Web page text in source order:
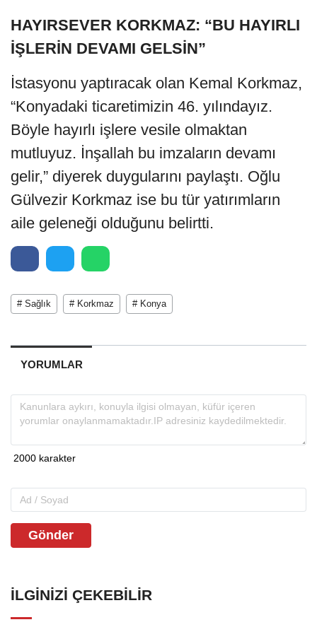
HAYIRSEVER KORKMAZ: “BU HAYIRLI
İŞLERİN DEVAMI GELSİN”
İstasyonu yaptıracak olan Kemal Korkmaz,
“Konyadaki ticaretimizin 46. yılındayız.
Böyle hayırlı işlere vesile olmaktan
mutluyuz. İnşallah bu imzaların devamı
gelir,” diyerek duygularını paylaştı. Oğlu
Gülvezir Korkmaz ise bu tür yatırımların
aile geleneği olduğunu belirtti.
# Sağlık # Korkmaz # Konya
YORUMLAR
Gönder
İLGINIZI ÇEKEBILIR